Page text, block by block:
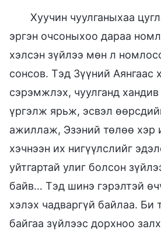
Хуучин чуулганыхаа
эргэн очсоныхоо дараа
хэлсэн зүйлээ мөн л
сонсов. Тэд Зүүний Аянгаас
сэрэмжлэх, чуулганд хандив
үргэлж ярьж, эсвэл
ажиллаж, Эзэний төлөө хэр
хэчнээн их нигүүлслийг
уйтгартай улиг болсон
байв… Тэд шинэ гэрэлтэй
хэлэх чадваргүй байлаа. Би
байгаа зүйлээс дорхноо